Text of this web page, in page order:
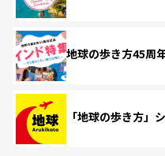
地球の歩き方45周
「地球の歩き方」